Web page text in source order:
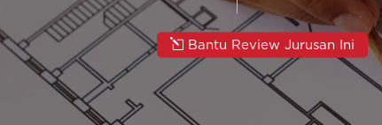
Bantu Review Jurusan Ini